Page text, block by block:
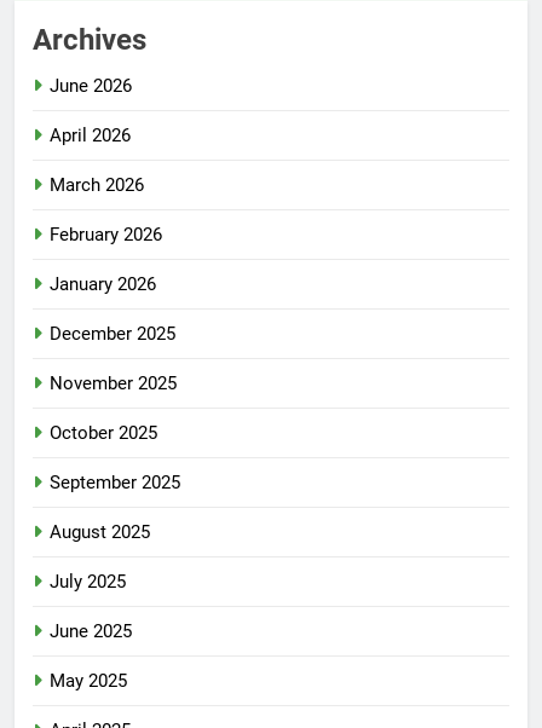
Archives
June 2026
April 2026
March 2026
February 2026
January 2026
December 2025
November 2025
October 2025
September 2025
August 2025
July 2025
June 2025
May 2025